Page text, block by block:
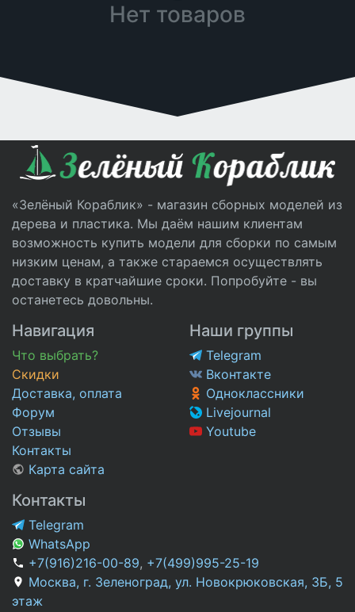
Нет товаров
«Зелёный Кораблик» - магазин сборных моделей из
дерева и пластика. Мы даём нашим клиентам
возможность купить модели для сборки по самым
низким ценам, а также стараемся осуществлять
доставку в кратчайшие сроки. Попробуйте - вы
останетесь довольны.
Навигация
Что выбрать?
Скидки
Доставка, оплата
Форум
Отзывы
Контакты
Карта сайта
Наши группы
Telegram
Вконтакте
Одноклассники
Livejournal
Youtube
Контакты
Telegram
WhatsApp
+7(916)216-00-89, +7(499)995-25-19
Москва, г. Зеленоград, ул. Новокрюковская, 3Б, 5
этаж